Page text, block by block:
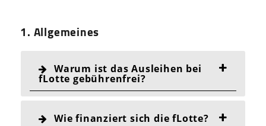
1. Allgemeines
Warum ist das Ausleihen bei
fLotte gebührenfrei?
Wie finanziert sich die fLotte?